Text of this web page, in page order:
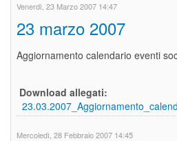
Venerdì, 23 Marzo 2007 14:47
23 marzo 2007
Aggiornamento calendario eventi
Download allegati:
Mercoledì, 28 Febbraio 2007 14:45